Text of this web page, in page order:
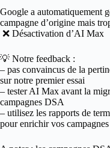
Google a automatiquement
campagne d’origine mais
❌ Désactivation d’AI Max
💡 Notre feedback :
– pas convaincus de la
sur notre premier essai
– tester AI Max avant la
campagnes DSA
– utilisez les rapports de
pour enrichir vos